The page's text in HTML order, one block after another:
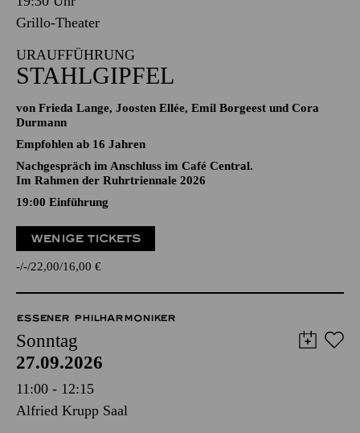
Grillo-Theater
URAUFFÜHRUNG
STAHLGIPFEL
von Frieda Lange, Joosten Ellée, Emil Borgeest und Cora
Durmann
Empfohlen ab 16 Jahren
Nachgespräch im Anschluss im Café Central.
Im Rahmen der Ruhrtriennale 2026
19:00 Einführung
WENIGE TICKETS
- - 22,00 16,00 €
ESSENER PHILHARMONIKER
Sonntag
27.09.2026
11:00 - 12:15
Alfried Krupp Saal